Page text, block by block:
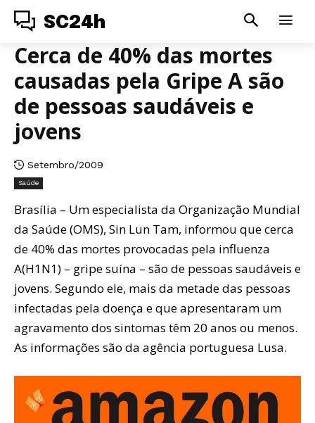
SC24h
Cerca de 40% das mortes
causadas pela Gripe A são
de pessoas saudáveis e
jovens
Setembro/2009
Saúde
Brasília – Um especialista da Organização Mundial
da Saúde (OMS), Sin Lun Tam, informou que cerca
de 40% das mortes provocadas pela influenza
A(H1N1) – gripe suína – são de pessoas saudáveis e
jovens. Segundo ele, mais da metade das pessoas
infectadas pela doença e que apresentaram um
agravamento dos sintomas têm 20 anos ou menos.
As informações são da agência portuguesa Lusa.